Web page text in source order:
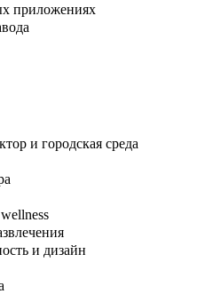
приложениях
и городская среда
и дизайн